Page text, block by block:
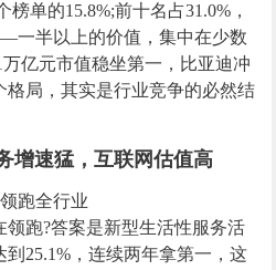
单的15.8%;前十名占31.0%，
一半以上的价值，集中在少数
亿元市值稳坐第一，比亚迪冲
局，其实是行业竞争的必然结
增速猛，互联网估值高
跑全行业
跑?答案是新型生活性服务活
25.1%，连续两年拿第一，这